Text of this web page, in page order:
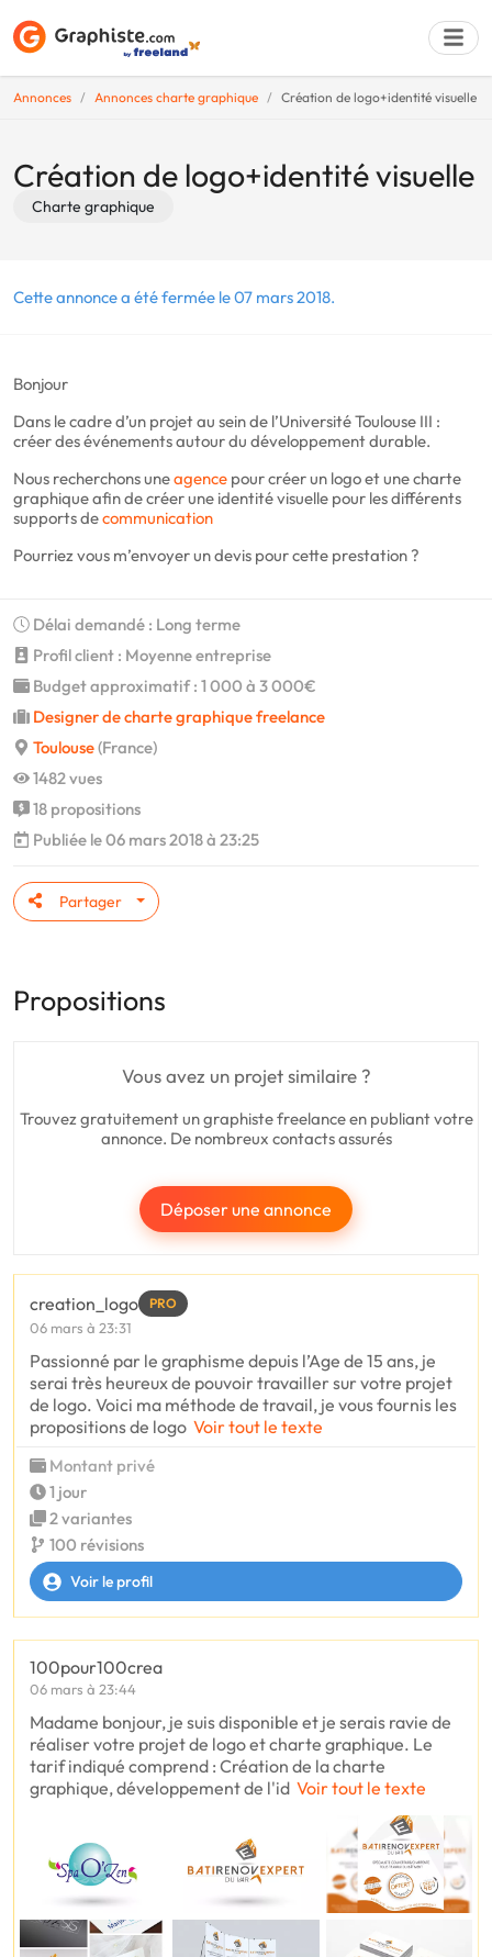
Annonces Annonces charte graphique Création de logo+identité visuelle
Création de logo+identité visuelle
Charte graphique
Cette annonce a été fermée le 07 mars 2018.
Bonjour
Dans le cadre d’un projet au sein de l’Université Toulouse III :
créer des événements autour du développement durable.
Nous recherchons uneagence pour créer un logo et une charte
graphique afin de créer une identité visuelle pour les différents
supports decommunication
Pourriez vous m’envoyer un devis pour cette prestation ?
Délai demandé : Long terme
Profil client : Moyenne entreprise
Budget approximatif : 1 000 à 3 000€
Designer de charte graphique freelance
Toulouse(France)
1482 vues
18 propositions
Publiée le 06 mars 2018 à 23:25
Partager
Propositions
Vous avez un projet similaire ?
Trouvez gratuitement un graphiste freelance en publiant votre
annonce. De nombreux contacts assurés
Déposer une annonce
creation_logo PRO
06 mars à 23:31
Passionné par le graphisme depuis l’Age de 15 ans, je
serai très heureux de pouvoir travailler sur votre projet
de logo. Voici ma méthode de travail, je vous fournis les
propositions de logo Voir tout le texte
Montant privé
1 jour
2 variantes
100 révisions
Voir le profil
100pour100crea
06 mars à 23:44
Madame bonjour, je suis disponible et je serais ravie de
réaliser votre projet de logo et charte graphique. Le
tarif indiqué comprend : Création de la charte
graphique, développement de l'id Voir tout le texte